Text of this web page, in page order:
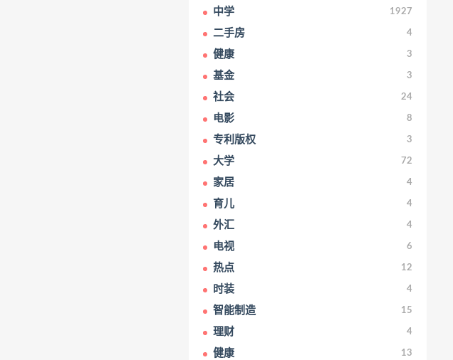
中学 1927
二手房 4
健康 3
基金 3
社会 24
电影 8
专利版权 3
大学 72
家居 4
育儿 4
外汇 4
电视 6
热点 12
时装 4
智能制造 15
理财 4
健康 13